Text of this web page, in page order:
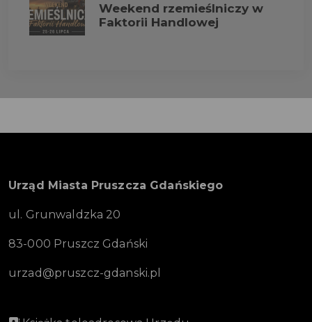
Weekend rzemieślniczy w
Faktorii Handlowej
Urząd Miasta Pruszcza Gdańskiego
ul. Grunwaldzka 20
83-000 Pruszcz Gdański
urzad@pruszcz-gdanski.pl